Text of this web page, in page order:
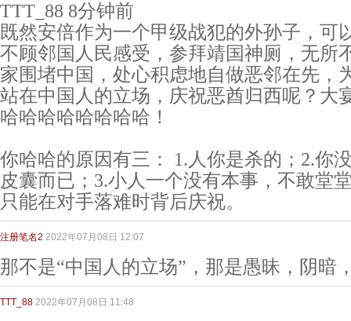
TTT_88 8分钟前
既然安倍作为一个甲级战犯的外孙子，可
不顾邻国人民感受，参拜靖国神厕，无所
家围堵中国，处心积虑地自做恶邻在先，
站在中国人的立场，庆祝恶酋归西呢？大
哈哈哈哈哈哈哈哈！
你哈哈的原因有三： 1.人你是杀的；2.你
皮囊而已；3.小人一个没有本事，不敢堂
只能在对手落难时背后庆祝。
注册笔名2 2022年07月08日 12:07
那不是“中国人的立场”，那是愚昧，阴暗
TTT_88 2022年07月08日 11:48